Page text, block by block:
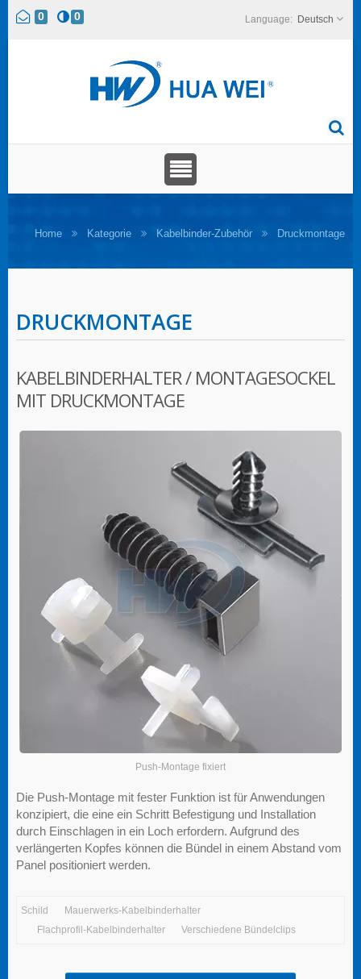
0 0 Deutsch
Home Kategorie Kabelbinder-Zubehör Druckmontage
DRUCKMONTAGE
KABELBINDERHALTER / MONTAGESOCKEL
MIT DRUCKMONTAGE
Push-Montage fixiert
Die Push-Montage mit fester Funktion ist für Anwendungen
konzipiert, die eine ein Schritt Befestigung und Installation
durch Einschlagen in ein Loch erfordern. Aufgrund des
verlängerten Kopfes können die Bündel in einem Abstand vom
Panel positioniert werden.
Schild
Mauerwerks-Kabelbinderhalter
Flachprofil-Kabelbinderhalter
Verschiedene Bündelclips